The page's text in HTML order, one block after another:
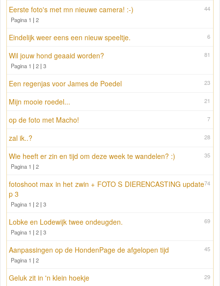
44
Eerste foto's met mn nieuwe camera! :-)
Pagina 1 | 2
6
Eindelijk weer eens een nieuw speeltje.
81
Wil jouw hond geaaid worden?
Pagina 1 | 2 | 3
23
Een regenjas voor James de Poedel
21
Mijn mooie roedel...
7
op de foto met Macho!
28
zal ik..?
35
Wie heeft er zin en tijd om deze week te wandelen? :)
Pagina 1 | 2
74
fotoshoot max in het zwin + FOTO S DIERENCASTING update
p 3
Pagina 1 | 2 | 3
69
Lobke en Lodewijk twee ondeugden.
Pagina 1 | 2 | 3
45
Aanpassingen op de HondenPage de afgelopen tijd
Pagina 1 | 2
29
Geluk zit in 'n klein hoekje